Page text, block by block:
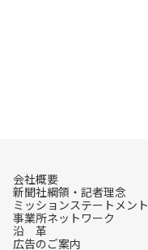
会社概要
新聞社綱領・記者理念
ミッションステートメント
事業所ネットワーク
沿 革
広告のご案内